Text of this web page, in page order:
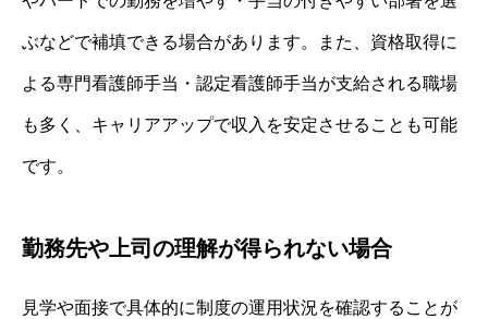
ぶなどで補填できる場合があります。また、資格取得に
よる専門看護師手当・認定看護師手当が支給される職場
も多く、キャリアアップで収入を安定させることも可能
です。
勤務先や上司の理解が得られない場合
見学や面接で具体的に制度の運用状況を確認することが